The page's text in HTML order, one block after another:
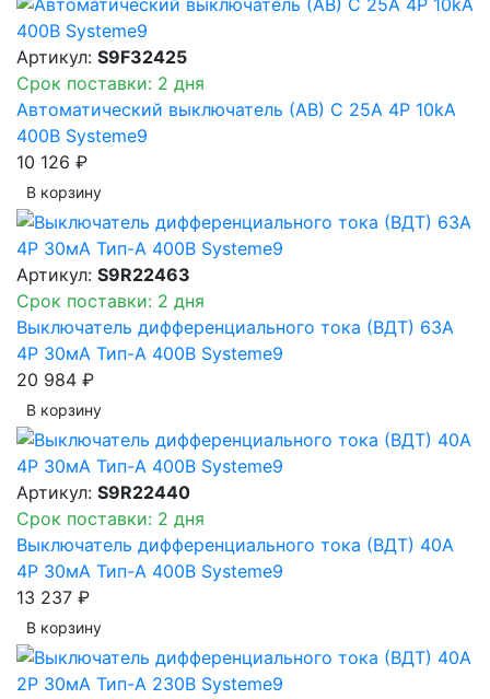
Артикул: S9F32425
Срок поставки: 2 дня
Автоматический выключатель (АВ) C 25A 4P 10kA
400В Systeme9
10 126 ₽
В корзинy
Артикул: S9R22463
Срок поставки: 2 дня
Выключатель дифференциального тока (ВДТ) 63A
4P 30мА Тип-A 400В Systeme9
20 984 ₽
В корзинy
Артикул: S9R22440
Срок поставки: 2 дня
Выключатель дифференциального тока (ВДТ) 40A
4P 30мА Тип-A 400В Systeme9
13 237 ₽
В корзинy